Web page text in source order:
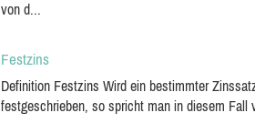
von d...
Festzins
Definition Festzins Wird ein bestimmter
festgeschrieben, so spricht man in diesem